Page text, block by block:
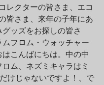
レクターの皆さま、エコ
皆さま、来年の子年にあ
ッズをお探しの皆さ
ムフロム・ウォッチャー
こんばにちは。中の中
ム、ネズミキャラはミ
けじゃないですよ！、で